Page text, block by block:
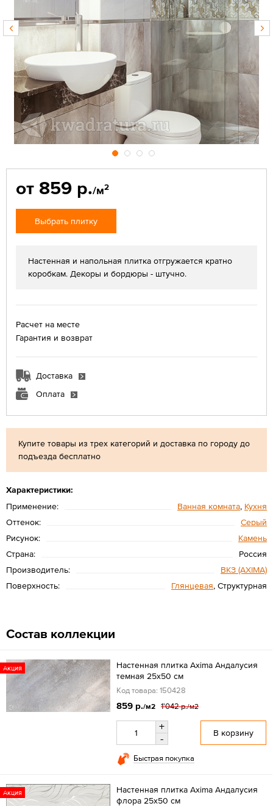
Купите товары из трех категорий и доставка по городу до
подъезда бесплатно
Характеристики:
Применение:
Ванная комната, Кухня
Оттенок:
Серый
Рисунок:
Камень
Страна:
Россия
Производитель:
ВКЗ (AXIMA)
Поверхность:
Глянцевая, Структурная
от 859 р./м2
Выбрать плитку
Настенная и напольная плитка отгружается кратно
коробкам. Декоры и бордюры - штучно.
Расчет на месте
Гарантия и возврат
Доставка
Оплата
Состав коллекции
Акция
Настенная плитка Axima Андалусия
темная 25x50 см
Код товара: 150428
859 р./м2 1'042 р./м2
+
-
В корзину
Быстрая покупка
Акция
Настенная плитка Axima Андалусия
флора 25x50 см